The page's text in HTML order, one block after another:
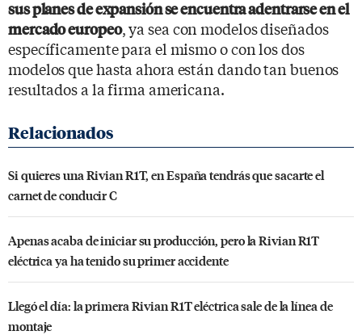
sus planes de expansión se encuentra adentrarse en el
mercado europeo, ya sea con modelos diseñados
específicamente para el mismo o con los dos
modelos que hasta ahora están dando tan buenos
resultados a la firma americana.
Si quieres una Rivian R1T, en España tendrás que sacarte el
carnet de conducir C
Apenas acaba de iniciar su producción, pero la Rivian R1T
eléctrica ya ha tenido su primer accidente
Llegó el día: la primera Rivian R1T eléctrica sale de la línea de
montaje